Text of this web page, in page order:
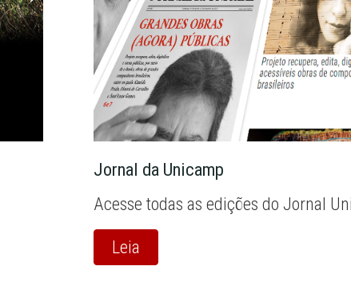
Jornal da Unicamp
Acesse todas as edições do Jornal
Leia